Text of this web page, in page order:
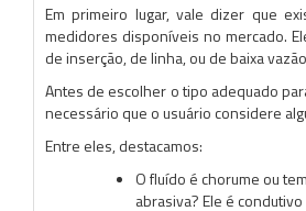
Em primeiro lugar, vale dizer que
medidores disponíveis no mercado.
de inserção, de linha, ou de baixa
Antes de escolher o tipo adequado
necessário que o usuário considere
Entre eles, destacamos:
O fluído é chorume ou
abrasiva? Ele é